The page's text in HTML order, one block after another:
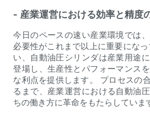
- 産業運営における効率と精度
今日のペースの速い産業環境では
必要性がこれまで以上に重要にな
い、自動油圧シリンダは産業用途
登場し、生産性とパフォーマンス
な利点を提供します。 プロセスの
るまで、産業運営における自動油
ちの働き方に革命をもたらしていま